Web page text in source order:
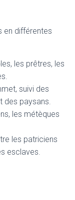
en différentes
les prêtres, les
suivi des
des paysans.
les métèques
les patriciens
esclaves.